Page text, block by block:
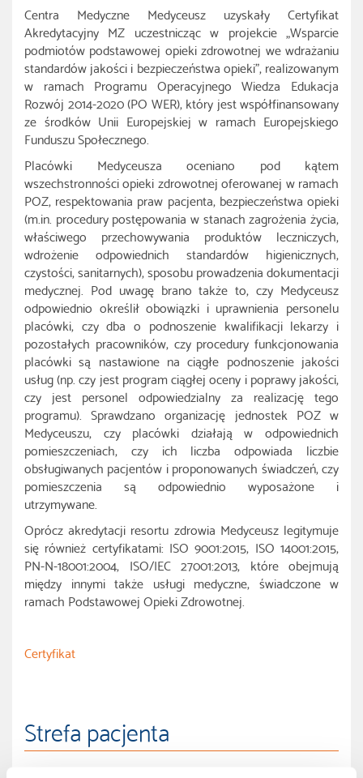
Centra Medyczne Medyceusz uzyskały Certyfikat
Akredytacyjny MZ uczestnicząc w projekcie „Wsparcie
podmiotów podstawowej opieki zdrowotnej we wdrażaniu
standardów jakości i bezpieczeństwa opieki”, realizowanym
w ramach Programu Operacyjnego Wiedza Edukacja
Rozwój 2014-2020 (PO WER), który jest współfinansowany
ze środków Unii Europejskiej w ramach Europejskiego
Funduszu Społecznego.
Placówki Medyceusza oceniano pod kątem
wszechstronności opieki zdrowotnej oferowanej w ramach
POZ, respektowania praw pacjenta, bezpieczeństwa opieki
(m.in. procedury postępowania w stanach zagrożenia życia,
właściwego przechowywania produktów leczniczych,
wdrożenie odpowiednich standardów higienicznych,
czystości, sanitarnych), sposobu prowadzenia dokumentacji
medycznej. Pod uwagę brano także to, czy Medyceusz
odpowiednio określił obowiązki i uprawnienia personelu
placówki, czy dba o podnoszenie kwalifikacji lekarzy i
pozostałych pracowników, czy procedury funkcjonowania
placówki są nastawione na ciągłe podnoszenie jakości
usług (np. czy jest program ciągłej oceny i poprawy jakości,
czy jest personel odpowiedzialny za realizację tego
programu). Sprawdzano organizację jednostek POZ w
Medyceuszu, czy placówki działają w odpowiednich
pomieszczeniach, czy ich liczba odpowiada liczbie
obsługiwanych pacjentów i proponowanych świadczeń, czy
pomieszczenia są odpowiednio wyposażone i
utrzymywane.
Oprócz akredytacji resortu zdrowia Medyceusz legitymuje
się również certyfikatami: ISO 9001:2015, ISO 14001:2015,
PN-N-18001:2004, ISO/IEC 27001:2013, które obejmują
między innymi także usługi medyczne, świadczone w
ramach Podstawowej Opieki Zdrowotnej.
Certyfikat
Strefa pacjenta